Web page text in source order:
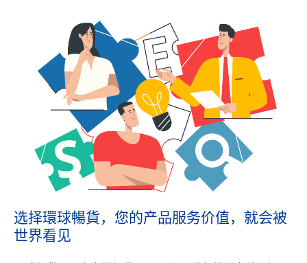
选择環球暢貨，您的产品服务价值，就会被
世界看见